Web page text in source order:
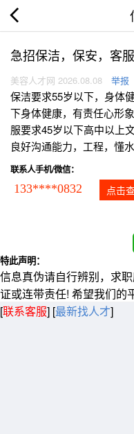
急招保洁，保安，客
美容人才网 2026.08.08 举报
保洁要求55岁以下，身体
下身体健康，有责任心形
服要求45岁以下高中以上
良好沟通能力，工程，懂水
联系人手机/微信：
133****0832 点击
特此声明：
信息真伪请自行辨别，求
证或连带责任! 希望我们的
[联系客服] [最新找人才]